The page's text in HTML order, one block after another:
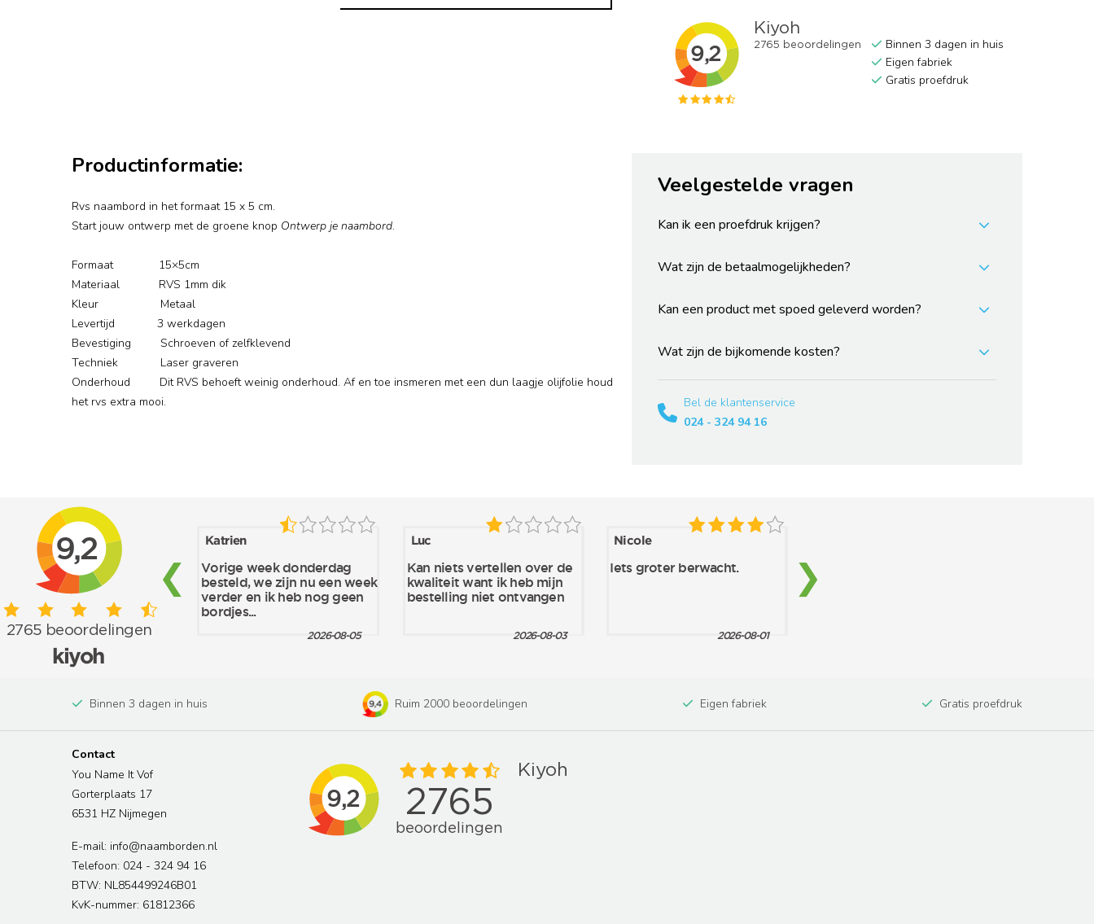
Binnen 3 dagen in huis
Eigen fabriek
Gratis proefdruk
Productinformatie:
Rvs naambord in het formaat 15 x 5 cm.
Start jouw ontwerp met de groene knop Ontwerp je naambord.
Formaat 15×5cm
Materiaal RVS 1mm dik
Kleur Metaal
Levertijd 3 werkdagen
Bevestiging Schroeven of zelfklevend
Techniek Laser graveren
Onderhoud Dit RVS behoeft weinig onderhoud. Af en toe insmeren met een dun laagje olijfolie houd
het rvs extra mooi.
Veelgestelde vragen
Kan ik een proefdruk krijgen?
Wat zijn de betaalmogelijkheden?
Kan een product met spoed geleverd worden?
Wat zijn de bijkomende kosten?
Bel de klantenservice
024 - 324 94 16
Binnen 3 dagen in huis Ruim 2000 beoordelingen Eigen fabriek Gratis proefdruk
Contact
You Name It Vof
Gorterplaats 17
6531 HZ Nijmegen
E-mail: info@naamborden.nl
Telefoon: 024 - 324 94 16
BTW: NL854499246B01
KvK-nummer: 61812366